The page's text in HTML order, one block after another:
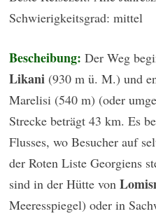
Schwierigkeitsgrad: mittel
Bescheibung: Der Weg
Likani (930 m ü. M.) und
Marelisi (540 m) (oder
Strecke beträgt 43 km. Es
Flusses, wo Besucher auf
der Roten Liste Georgiens
sind in der Hütte von
Meeresspiegel) oder in